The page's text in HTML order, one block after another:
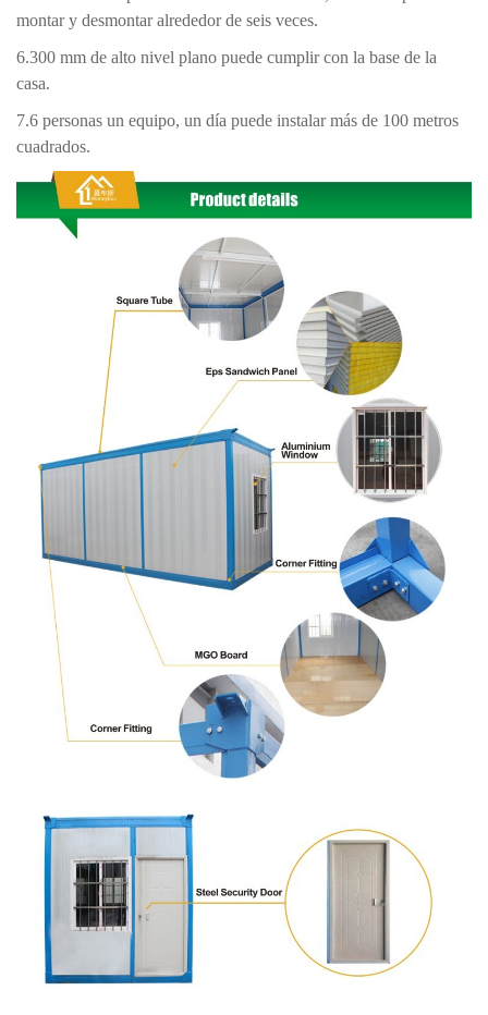
montar y desmontar alrededor de seis veces.
6.300 mm de alto nivel plano puede cumplir con la base de la
casa.
7.6 personas un equipo, un día puede instalar más de 100 metros
cuadrados.